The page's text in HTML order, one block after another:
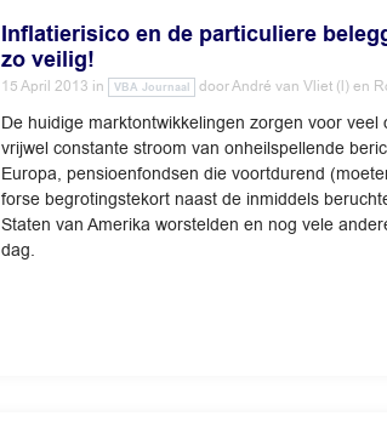
Inflatierisico en de particuliere
zo veilig!
15 April 2013 in VBA Journaal doorAndré van Vliet (l) en
De huidige marktontwikkelingen zorgen voor
vrijwel constante stroom van onheilspellende
Europa, pensioenfondsen die voortdurend
forse begrotingstekort naast de inmiddels
Staten van Amerika worstelden en nog vele
dag.